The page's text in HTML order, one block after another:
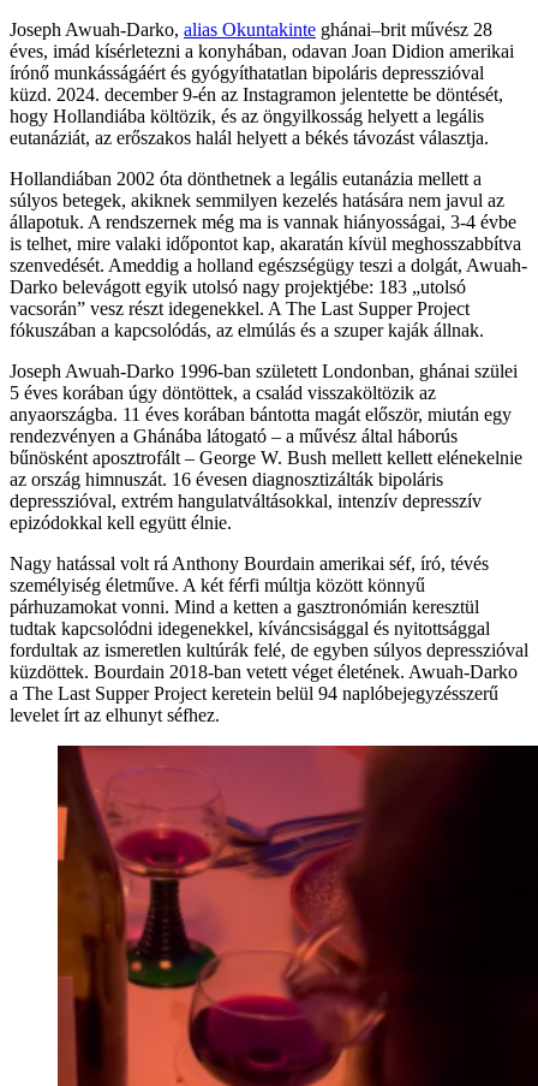
Joseph Awuah-Darko, alias Okuntakinte ghánai–brit művész 28
éves, imád kísérletezni a konyhában, odavan Joan Didion amerikai
írónő munkásságáért és gyógyíthatatlan bipoláris depresszióval
küzd. 2024. december 9-én az Instagramon jelentette be döntését,
hogy Hollandiába költözik, és az öngyilkosság helyett a legális
eutanáziát, az erőszakos halál helyett a békés távozást választja.
Hollandiában 2002 óta dönthetnek a legális eutanázia mellett a
súlyos betegek, akiknek semmilyen kezelés hatására nem javul az
állapotuk. A rendszernek még ma is vannak hiányosságai, 3-4 évbe
is telhet, mire valaki időpontot kap, akaratán kívül meghosszabbítva
szenvedését. Ameddig a holland egészségügy teszi a dolgát, Awuah-
Darko belevágott egyik utolsó nagy projektjébe: 183 „utolsó
vacsorán” vesz részt idegenekkel. A The Last Supper Project
fókuszában a kapcsolódás, az elmúlás és a szuper kaják állnak.
Joseph Awuah-Darko 1996-ban született Londonban, ghánai szülei
5 éves korában úgy döntöttek, a család visszaköltözik az
anyaországba. 11 éves korában bántotta magát először, miután egy
rendezvényen a Ghánába látogató – a művész által háborús
bűnösként aposztrofált – George W. Bush mellett kellett elénekelnie
az ország himnuszát. 16 évesen diagnosztizálták bipoláris
depresszióval, extrém hangulatváltásokkal, intenzív depresszív
epizódokkal kell együtt élnie.
Nagy hatással volt rá Anthony Bourdain amerikai séf, író, tévés
személyiség életműve. A két férfi múltja között könnyű
párhuzamokat vonni. Mind a ketten a gasztronómián keresztül
tudtak kapcsolódni idegenekkel, kíváncsisággal és nyitottsággal
fordultak az ismeretlen kultúrák felé, de egyben súlyos depresszióval
küzdöttek. Bourdain 2018-ban vetett véget életének. Awuah-Darko
a The Last Supper Project keretein belül 94 naplóbejegyzésszerű
levelet írt az elhunyt séfhez.